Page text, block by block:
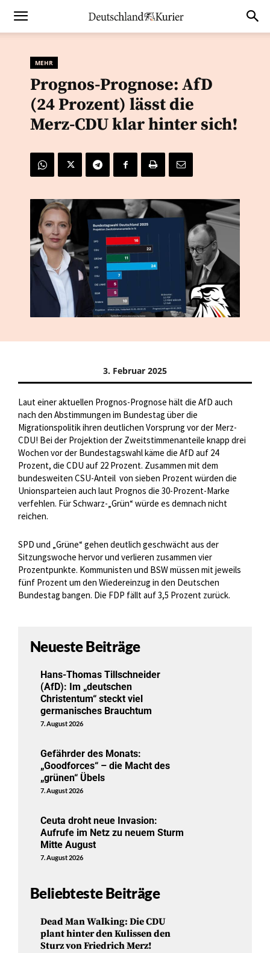
MEHR
Prognos-Prognose: AfD
(24 Prozent) lässt die
Merz-CDU klar hinter sich!
3. Februar 2025
Laut einer aktuellen Prognos-Prognose hält die AfD auch
nach den Abstimmungen im Bundestag über die
Migrationspolitik ihren deutlichen Vorsprung vor der Merz-
CDU! Bei der Projektion der Zweitstimmenanteile knapp drei
Wochen vor der Bundestagswahl käme die AfD auf 24
Prozent, die CDU auf 22 Prozent. Zusammen mit dem
bundesweiten CSU-Anteil von sieben Prozent würden die
Unionsparteien auch laut Prognos die 30-Prozent-Marke
verfehlen. Für Schwarz-„Grün“ würde es demnach nicht
reichen.
SPD und „Grüne“ gehen deutlich geschwächt aus der
Sitzungswoche hervor und verlieren zusammen vier
Prozentpunkte. Kommunisten und BSW müssen mit jeweils
fünf Prozent um den Wiedereinzug in den Deutschen
Bundestag bangen. Die FDP fällt auf 3,5 Prozent zurück.
Neueste Beiträge
Hans-Thomas Tillschneider
(AfD): Im „deutschen
Christentum“ steckt viel
germanisches Brauchtum
7. August 2026
Gefährder des Monats:
„Goodforces“ – die Macht des
„grünen“ Übels
7. August 2026
Ceuta droht neue Invasion:
Aufrufe im Netz zu neuem Sturm
Mitte August
7. August 2026
Beliebteste Beiträge
Dead Man Walking: Die CDU
plant hinter den Kulissen den
Sturz von Friedrich Merz!